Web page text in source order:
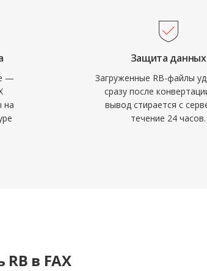
—
на
Защита данных
Загруженные RB-файлы
сразу после
вывод стирается с
течение 24 часов.
в FAX